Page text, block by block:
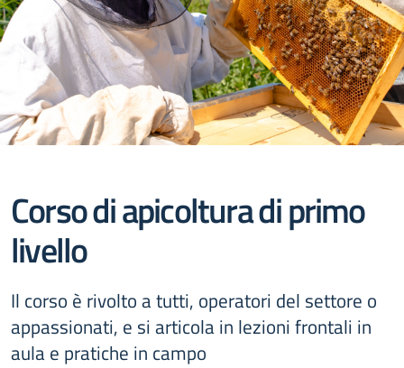
Corso di apicoltura di primo
livello
Il corso è rivolto a tutti, operatori del settore o
appassionati, e si articola in lezioni frontali in
aula e pratiche in campo